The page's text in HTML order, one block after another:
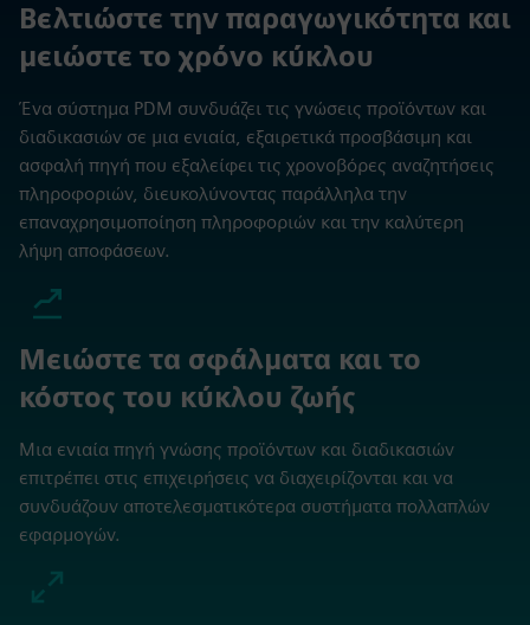
Βελτιώστε την παραγωγικότητα και
μειώστε το χρόνο κύκλου
Ένα σύστημα PDM συνδυάζει τις γνώσεις προϊόντων και
διαδικασιών σε μια ενιαία, εξαιρετικά προσβάσιμη και
ασφαλή πηγή που εξαλείφει τις χρονοβόρες αναζητήσεις
πληροφοριών, διευκολύνοντας παράλληλα την
επαναχρησιμοποίηση πληροφοριών και την καλύτερη
λήψη αποφάσεων.
Μειώστε τα σφάλματα και το
κόστος του κύκλου ζωής
Μια ενιαία πηγή γνώσης προϊόντων και διαδικασιών
επιτρέπει στις επιχειρήσεις να διαχειρίζονται και να
συνδυάζουν αποτελεσματικότερα συστήματα πολλαπλών
εφαρμογών.